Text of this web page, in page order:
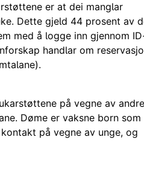
er at dei manglar
Dette gjeld 44 prosent av
med å logge inn gjennom
handlar om
på vegne av andre
Døme er vaksne born som
på vegne av unge, og